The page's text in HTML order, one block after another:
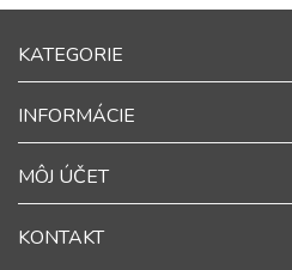
KATEGORIE
INFORMÁCIE
MÔJ ÚČET
KONTAKT